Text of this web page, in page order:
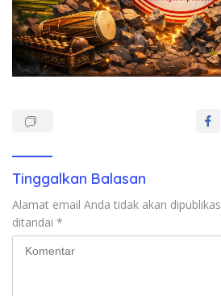
Tinggalkan Balasan
Alamat email Anda tidak akan
ditandai *